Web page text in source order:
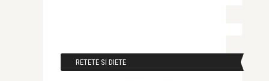
RETETE SI DIETE